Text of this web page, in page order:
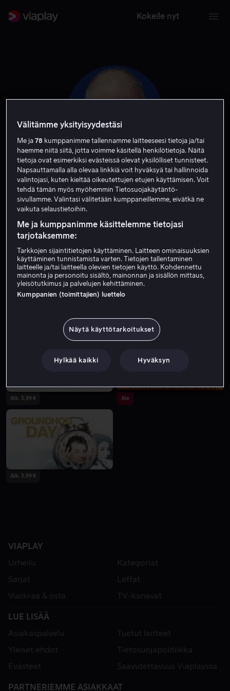
Kokeile nyt
Ken Campbell
Ääni
Vuokraa 3,99 €
Alk. 3,99 € Ale
Alk. 3,99 €
VIAPLAY
Urheilu
Kategoriat
Sarjat
Leffat
Vuokraa & osta
TV-kanavat
LUE LISÄÄ
Asiakaspalvelu
Tuetut laitteet
Yleiset ehdot
Tietosuojapolitiikka
Evästeet
Saavutettavuus Viaplayssa
PARTNERIEMME ASIAKKAAT
Välitämme yksityisyydestäsi
Me ja78 kumppanimme tallennamme laitteeseesi tietoja ja/tai
haemme niitä siitä, jotta voimme käsitellä henkilötietoja. Näitä
tietoja ovat esimerkiksi evästeissä olevat yksilölliset tunnisteet.
Napsauttamalla alla olevaa linkkiä voit hyväksyä tai hallinnoida
valintojasi, kuten kieltää oikeutettujen etujen käyttämisen. Voit
tehdä tämän myös myöhemmin Tietosuojakäytäntö-
sivullamme. Valintasi välitetään kumppaneillemme, eivätkä ne
vaikuta selaustietoihin.
Me ja kumppanimme käsittelemme tietojasi
tarjotaksemme:
Tarkkojen sijaintitietojen käyttäminen. Laitteen ominaisuuksien
käyttäminen tunnistamista varten. Tietojen tallentaminen
laitteelle ja/tai laitteella olevien tietojen käyttö. Kohdennettu
mainonta ja personoitu sisältö, mainonnan ja sisällön mittaus,
yleisötutkimus ja palvelujen kehittäminen.
Kumppanien (toimittajien) luettelo
Näytä käyttötarkoitukset
Hylkää kaikki Hyväksyn